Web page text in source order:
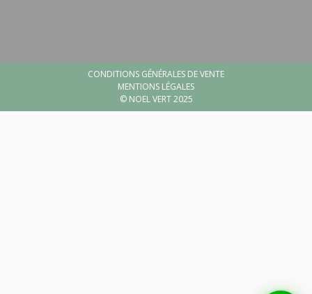
CONDITIONS GÉNÉRALES DE VENTE
MENTIONS LÉGALES
© NOEL VERT 2025